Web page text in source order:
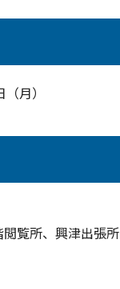
月）
覧所、興津出張所